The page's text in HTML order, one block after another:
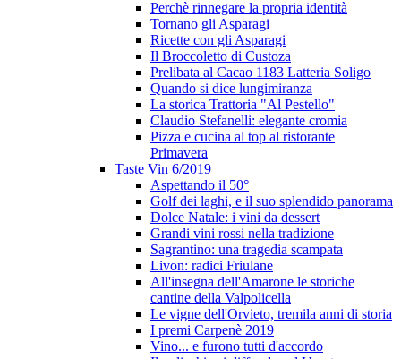
Perchè rinnegare la propria identità
Tornano gli Asparagi
Ricette con gli Asparagi
Il Broccoletto di Custoza
Prelibata al Cacao 1183 Latteria Soligo
Quando si dice lungimiranza
La storica Trattoria "Al Pestello"
Claudio Stefanelli: elegante cromia
Pizza e cucina al top al ristorante
Primavera
Taste Vin 6/2019
Aspettando il 50°
Golf dei laghi, e il suo splendido panorama
Dolce Natale: i vini da dessert
Grandi vini rossi nella tradizione
Sagrantino: una tragedia scampata
Livon: radici Friulane
All'insegna dell'Amarone le storiche
cantine della Valpolicella
Le vigne dell'Orvieto, tremila anni di storia
I premi Carpenè 2019
Vino... e furono tutti d'accordo